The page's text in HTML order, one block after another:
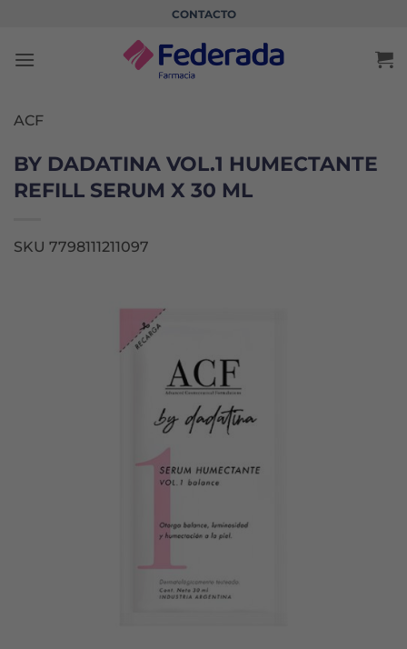
contenido
CONTACTO
ACF
BY DADATINA VOL.1 HUMECTANTE
REFILL SERUM X 30 ML
SKU 7798111211097